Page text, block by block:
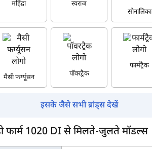
महिंद्रा
स्वराज
सोनालिका
मैसी फर्ग्यूसन पॉवरट्रैक
फार्मट्रैक
इसके जैसे सभी ब्रांड्स देखें
फार्म 1020 DI से मिलते-जुलते मॉडल्स